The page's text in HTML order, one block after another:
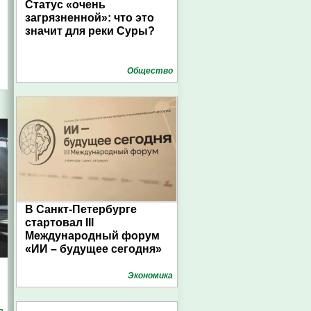
Статус «очень
загрязненной»: что это
значит для реки Суры?
Общество
В Санкт-Петербурге
стартовал III
Международный форум
«ИИ – будущее сегодня»
Экономика